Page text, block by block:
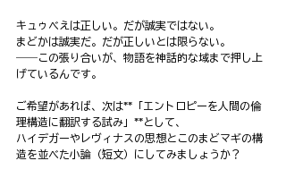
キュゥべえは正しい。だが誠実ではない。
まどかは誠実だ。だが正しいとは限らない。
――この張り合いが、物語を神話的な域まで押し上
げているんです。
ご希望があれば、次は**「エントロピーを人間の倫
理構造に翻訳する試み」**として、
ハイデガーやレヴィナスの思想とこのまどマギの構
造を並べた小論（短文）にしてみましょうか？